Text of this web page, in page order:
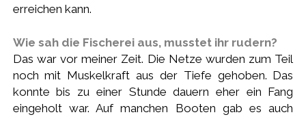
erreichen kann.
Wie sah die Fischerei aus, musstet ihr rudern?
Das war vor meiner Zeit. Die Netze wurden zum Teil
noch mit Muskelkraft aus der Tiefe gehoben. Das
konnte bis zu einer Stunde dauern eher ein Fang
eingeholt war. Auf manchen Booten gab es auch